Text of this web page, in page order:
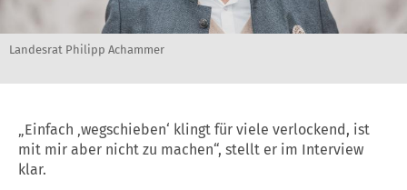
Landesrat Philipp Achammer
„Einfach ‚wegschieben‘ klingt für viele verlockend, ist
mit mir aber nicht zu machen“, stellt er im Interview
klar.